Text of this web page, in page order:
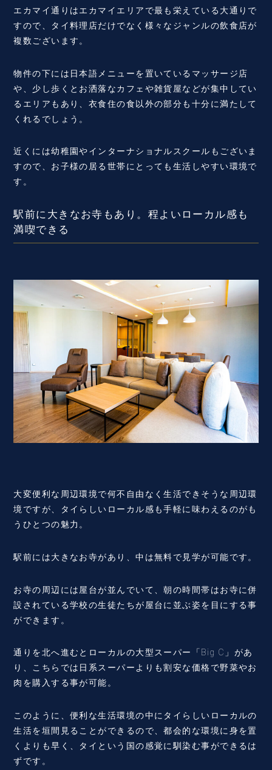
エカマイ通りはエカマイエリアで最も栄えている大通りで
すので、タイ料理店だけでなく様々なジャンルの飲食店が
複数ございます。
物件の下には日本語メニューを置いているマッサージ店
や、少し歩くとお洒落なカフェや雑貨屋などが集中してい
るエリアもあり、衣食住の食以外の部分も十分に満たして
くれるでしょう。
近くには幼稚園やインターナショナルスクールもございま
すので、お子様の居る世帯にとっても生活しやすい環境で
す。
駅前に大きなお寺もあり。程よいローカル感も
満喫できる
大変便利な周辺環境で何不自由なく生活できそうな周辺環
境ですが、タイらしいローカル感も手軽に味わえるのがも
うひとつの魅力。
駅前には大きなお寺があり、中は無料で見学が可能です。
お寺の周辺には屋台が並んでいて、朝の時間帯はお寺に併
設されている学校の生徒たちが屋台に並ぶ姿を目にする事
ができます。
通りを北へ進むとローカルの大型スーパー「Big C」があ
り、こちらでは日系スーパーよりも割安な価格で野菜やお
肉を購入する事が可能。
このように、便利な生活環境の中にタイらしいローカルの
生活を垣間見ることができるので、都会的な環境に身を置
くよりも早く、タイという国の感覚に馴染む事ができるは
ずです。